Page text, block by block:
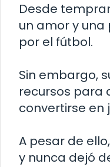
Desde
un amor y
por el fútbol.
Sin embargo,
recursos para
convertirse en
A pesar de
y nunca dejó